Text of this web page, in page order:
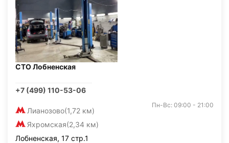
СТО Лобненская
+7 (499) 110-53-06
Лианозово(1,72 км)
Яхромская(2,34 км)
Пн-Вс: 09:00 - 21:00
Лобненская, 17 стр.1